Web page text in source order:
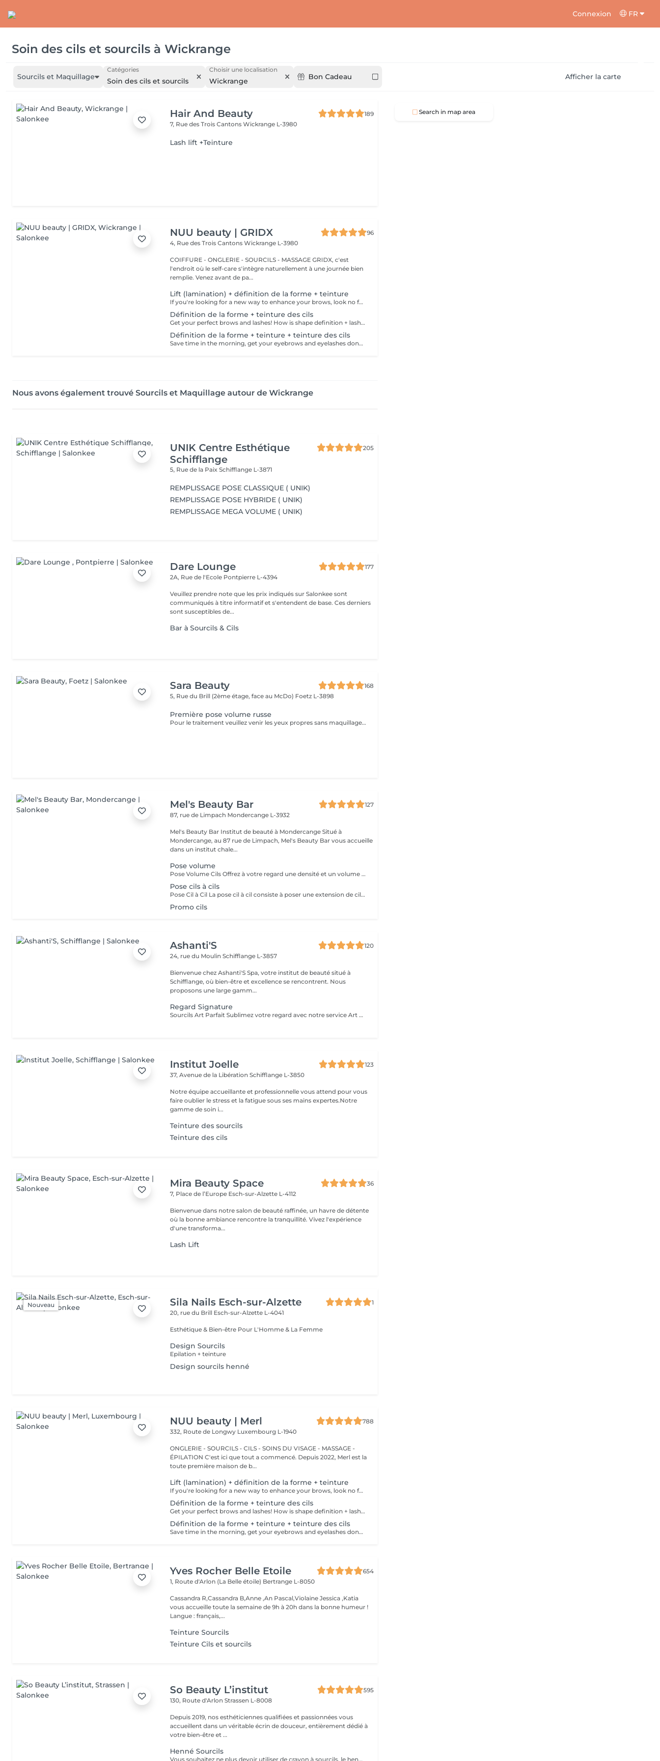
Connexion FR
Soin des cils et sourcils à Wickrange
Sourcils et Maquillage
Catégories
Soin des cils et sourcils
Choisir une localisation
Wickrange Bon Cadeau Afficher la carte
Hair And Beauty
189
7, Rue des Trois CantonsWickrange L-3980
Lash lift +Teinture
NUU beauty | GRIDX
96
4, Rue des Trois CantonsWickrange L-3980
COIFFURE - ONGLERIE - SOURCILS - MASSAGE GRIDX, c'est
l'endroit où le self-care s'intègre naturellement à une journée bien
remplie. Venez avant de pa...
Lift (lamination) + définition de la forme + teinture
If you're looking for a new way to enhance your brows, look no further than brow lift! During the process, the specialist covers the hairs with special compositions for long-term styling and fixation. Eyebrow lamination is accompanied by coloring. As a result, the eyebrows become bright, neat and well-groomed, and the desired shape remains unchanged for a long time. How is the brow lift done? - consultation (to discuss perfect form and colour) - preparation (brows are washed and marked) - brow style is applied to the brows - brow set is applied the brows - tweezing (excess hair are with tweezers) - tinting (paint or henna is applied) - products are removed from the brows - antiseptic and cream are applied - brows are brushed into their desired position Age restrictions: recommended to do from 16 years. Post procedure recommendations: do not wash brows, do not go to sauna, do not put on makeup for 24 hours. Frequency: once in 6-8 weeks.
Définition de la forme + teinture des cils
Get your perfect brows and lashes! How is shape definition + lash tinting done? - consultation is performed - brows are washed - excess hair is removed with wax - excess hair is removed with tweezers - brows are styled - lashes are washed - patches are applied - tinting is performed - patches are removed Age restrictions: recommended to do from 12 years. Post procedure recommendations: do not put makeup on the skin near the brows 4 hours after the procedure. Frequency: once in 3-4 weeks.
Définition de la forme + teinture + teinture des cils
Save time in the morning, get your eyebrows and eyelashes done! How is the shape definition + tinting + lash tinting done? - consultation is performed - brows are washed - excess hair is removed with wax - excess hair is removed with tweezers - tinting is performed - excess paint is removed - lashes are washed - patches are applied - tinting is performed - patches are removed Age restrictions: recommended age from 14 years. Post procedure recommendations: do not wash brows and lashes, do not put on makeup for 12 hours. Frequency: once in 3-4 weeks.
Nous avons également trouvé Sourcils et Maquillage autour de Wickrange
UNIK Centre Esthétique
Schifflange
205
5, Rue de la PaixSchifflange L-3871
REMPLISSAGE POSE CLASSIQUE ( UNIK)
REMPLISSAGE POSE HYBRIDE ( UNIK)
REMPLISSAGE MEGA VOLUME ( UNIK)
Dare Lounge
177
2A, Rue de l'Ecole Pontpierre L-4394
Veuillez prendre note que les prix indiqués sur Salonkee sont
communiqués à titre informatif et s'entendent de base. Ces derniers
sont susceptibles de...
Bar à Sourcils & Cils
Sara Beauty
168
5, Rue du Brill (2ème étage, face au McDo) Foetz L-3898
Première pose volume russe
Pour le traitement veuillez venir les yeux propres sans maquillage. Si vous avez déjà des extensions de cils choisissez d'abord l'option "Dépose des cils" puis "Première pose". Il est possible que vous soyez allergique à la colle, et les esthéticiennes ne peuvent pas savoir à l'avance s'il y a une allergie avant qu'elle ne se manifeste. Les réactions allergiques surviennent généralement après 3 ou 4 heures et peuvent inclure des picotements, des démangeaisons et un possible gonflement des yeux. Si des rougeurs apparaissent après le traitement, vous pourriez simplement être sensible à la colle, mais ce n'est pas nécessairement une allergie. Attendez un jour, si la situation ne s'améliore pas, il pourrait s'agir d'une allergie à la colle, et il est alors recommandé de retirer les cils. Il est important de noter que l'esthéticienne n'est pas responsable de l'allergie, et le retrait des cils peut résoudre le problème.
Mel's Beauty Bar
127
87, rue de Limpach Mondercange L-3932
Mel's Beauty Bar Institut de beauté à Mondercange Situé à
Mondercange, au 87 rue de Limpach, Mel's Beauty Bar vous accueille
dans un institut chale...
Pose volume
Pose Volume Cils Offrez à votre regard une densité et un volume exceptionnels avec notre pose de cils volume. Cette technique consiste à poser plusieurs extensions de cils très légères sur chaque cil naturel, créant ainsi un effet plus fourni et spectaculaire. Idéale pour celles qui recherchent un regard intense et dramatique tout en conservant un aspect naturel et élégant. Le volume est personnalisable selon vos préférences, pour un résultat parfaitement adapté à vos yeux.
Pose cils à cils
Pose Cil à Cil La pose cil à cil consiste à poser une extension de cil sur chaque cil naturel, créant ainsi un effet allongeant et discret. Cette méthode donne un résultat naturel et élégant, parfait pour celles qui souhaitent intensifier leur regard sans effet trop chargé. Idéale pour un look raffiné et une tenue longue durée.
Promo cils
Ashanti'S
120
24, rue du MoulinSchifflange L-3857
Bienvenue chez Ashanti'S Spa, votre institut de beauté situé à
Schifflange, où bien-être et excellence se rencontrent. Nous
proposons une large gamm...
Regard Signature
Sourcils Art Parfait Sublimez votre regard avec notre service Art Parfait : une approche précise et personnalisée pour des sourcils parfaitement dessinés et harmonieux. Chaque prestation comprend : Mise en forme des sourcils selon la morphologie du visage Épilation douce pour un contour net et naturel Stylisme du sourcil pour un effet équilibré et élégant Possibilité de teinture pour intensifier la couleur et structurer le regard Résultat : un regard sublimé, des sourcils parfaitement dessinés et un effet naturel et durable
Institut Joelle
123
37, Avenue de la LibérationSchifflange L-3850
Notre équipe accueillante et professionnelle vous attend pour vous
faire oublier le stress et la fatigue sous ses mains expertes.Notre
gamme de soin i...
Teinture des sourcils
Teinture des cils
Mira Beauty Space
36
7, Place de l’Europe Esch-sur-Alzette L-4112
Bienvenue dans notre salon de beauté raffinée, un havre de détente
où la bonne ambiance rencontre la tranquillité. Vivez l'expérience
d'une transforma...
Lash Lift
Nouveau Sila Nails Esch-sur-Alzette
1
20, rue du Brill Esch-sur-Alzette L-4041
Esthétique & Bien-être Pour L'Homme & La Femme
Design Sourcils
Epilation + teinture
Design sourcils henné
NUU beauty | Merl
788
332, Route de Longwy Luxembourg L-1940
ONGLERIE - SOURCILS - CILS - SOINS DU VISAGE - MASSAGE -
ÉPILATION C'est ici que tout a commencé. Depuis 2022, Merl est la
toute première maison de b...
Lift (lamination) + définition de la forme + teinture
If you're looking for a new way to enhance your brows, look no further than brow lift! During the process, the specialist covers the hairs with special compositions for long-term styling and fixation. Eyebrow lamination is accompanied by coloring. As a result, the eyebrows become bright, neat and well-groomed, and the desired shape remains unchanged for a long time. How is the brow lift done? - consultation (to discuss perfect form and colour) - preparation (brows are washed and marked) - brow style is applied to the brows - brow set is applied the brows - tweezing (excess hair are with tweezers) - tinting (paint or henna is applied) - products are removed from the brows - antiseptic and cream are applied - brows are brushed into their desired position Age restrictions: recommended to do from 16 years. Post procedure recommendations: do not wash brows, do not go to sauna, do not put on makeup for 24 hours. Frequency: once in 6-8 weeks.
Définition de la forme + teinture des cils
Get your perfect brows and lashes! How is shape definition + lash tinting done? - consultation is performed - brows are washed - excess hair is removed with wax - excess hair is removed with tweezers - brows are styled - lashes are washed - patches are applied - tinting is performed - patches are removed Age restrictions: recommended to do from 12 years. Post procedure recommendations: do not put makeup on the skin near the brows 4 hours after the procedure. Frequency: once in 3-4 weeks.
Définition de la forme + teinture + teinture des cils
Save time in the morning, get your eyebrows and eyelashes done! How is the shape definition + tinting + lash tinting done? - consultation is performed - brows are washed - excess hair is removed with wax - excess hair is removed with tweezers - tinting is performed - excess paint is removed - lashes are washed - patches are applied - tinting is performed - patches are removed Age restrictions: recommended age from 14 years. Post procedure recommendations: do not wash brows and lashes, do not put on makeup for 12 hours. Frequency: once in 3-4 weeks.
Yves Rocher Belle Etoile
654
1, Route d'Arlon (La Belle étoile) Bertrange L-8050
Cassandra R,Cassandra B,Anne ,An Pascal,Violaine Jessica ,Katia
vous accueille toute la semaine de 9h à 20h dans la bonne humeur !
Langue : français,...
Teinture Sourcils
Teinture Cils et sourcils
So Beauty L’institut
595
130, Route d'ArlonStrassen L-8008
Depuis 2019, nos esthéticiennes qualifiées et passionnées vous
accueillent dans un véritable écrin de douceur, entièrement dédié à
votre bien-être et ...
Henné Sourcils
Vous souhaitez ne plus devoir utiliser de crayon à sourcils, le henné est ce qu'il vous faut. Il s'agit d'une teinture végétale qui va colorer la peau pendant 2 semaines et teinter les sourcils pendant au moins 6 semaines. Vous obtiendrez ainsi des sourcils parfaitement redessinés de façon plus durable. Le henné peut également être la solution pour raviver un microblading entre deux retouches, ceci vous permettra de tenir un peu plus longtemps avant de refaire le microblading. ATTENTION: Un rafraîchissement des sourcils est compris dans cette prestation mais pas une restructuration de sourcils.
Search in map area